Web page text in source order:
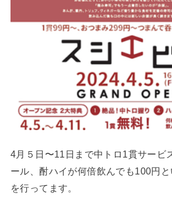
4月５日〜11日まで中トロ1貫サービ
ール、酎ハイが何倍飲んでも100円
を行ってます。